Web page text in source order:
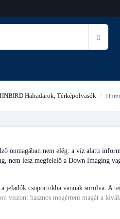
Halradarok, Térképolvasók
önmagában nem elég: a víz alatti
nem lesz megfelelő a Down Imaging
csoportokba vannak sorolva. A
viszont hasznos megérteni magát a